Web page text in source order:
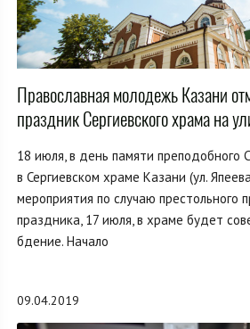
Православная молодежь Казани
праздник Сергиевского храма на
18 июля, в день памяти преподобного
в Сергиевском храме Казани (ул.
мероприятия по случаю престольного
праздника, 17 июля, в храме будет
бдение. Начало
09.04.2019